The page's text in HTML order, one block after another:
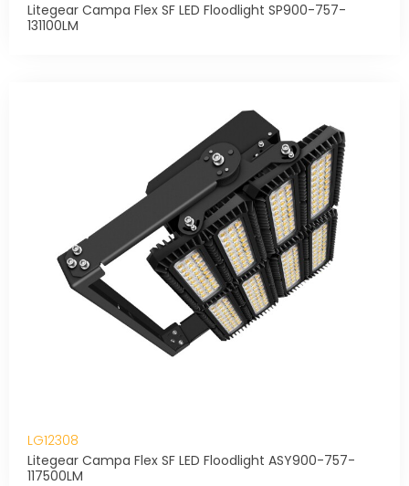
Litegear Campa Flex SF LED Floodlight SP900-757-
131100LM
LG12308
Litegear Campa Flex SF LED Floodlight ASY900-757-
117500LM